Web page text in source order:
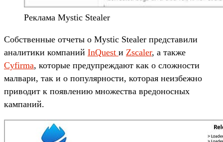
Реклама Mystic Stealer
Собственные отчеты о Mystic Stealer представили
аналитики компаний InQuest и Zscaler, а также
Cyfirma, которые предупреждают как о сложности
малвари, так и о популярности, которая неизбежно
приводит к появлению множества вредоносных
кампаний.